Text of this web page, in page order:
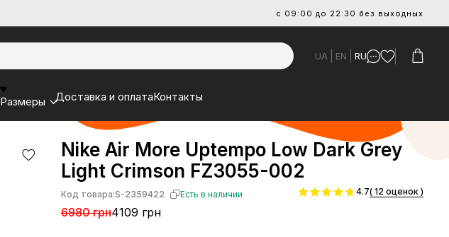
с 09:00 до 22:30 без выходных
UA EN RU
Размеры Доставка и оплатаКонтакты
Nike Air More Uptempo Low Dark Grey
Light Crimson FZ3055-002
Код товара:S-2359422 Есть в наличии
6980 грн4109 грн
4.7( 12 оценок )